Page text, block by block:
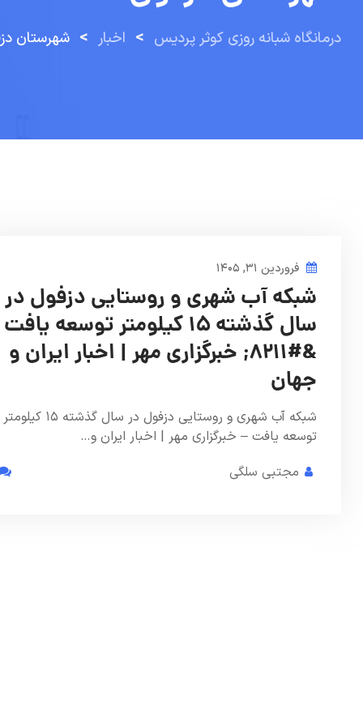
درمانگاه شبانه روزی کوثر پردیس > اخبار > شهرستان
فروردین ۳۱, ۱۴۰۵
شبکه آب شهری و روستایی دزفول در
سال گذشته ۱۵ کیلومتر توسعه یافت
&#۸۲۱۱; خبرگزاری مهر | اخبار ایران و
جهان
شبکه آب شهری و روستایی دزفول در سال گذشته ۱۵ کیلومتر
توسعه یافت – خبرگزاری مهر | اخبار ایران و…
مجتبی سلگی